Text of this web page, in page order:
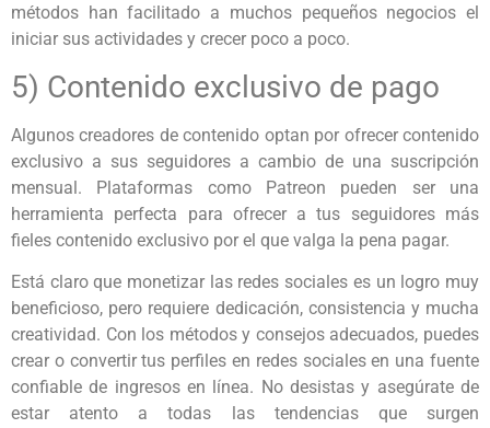
métodos han facilitado a muchos pequeños negocios el
iniciar sus actividades y crecer poco a poco.
5) Contenido exclusivo de pago
Algunos creadores de contenido optan por ofrecer contenido
exclusivo a sus seguidores a cambio de una suscripción
mensual. Plataformas como Patreon pueden ser una
herramienta perfecta para ofrecer a tus seguidores más
fieles contenido exclusivo por el que valga la pena pagar.
Está claro que monetizar las redes sociales es un logro muy
beneficioso, pero requiere dedicación, consistencia y mucha
creatividad. Con los métodos y consejos adecuados, puedes
crear o convertir tus perfiles en redes sociales en una fuente
confiable de ingresos en línea. No desistas y asegúrate de
estar atento a todas las tendencias que surgen